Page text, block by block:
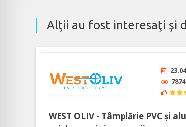
Alţii au fost interesaţi şi
7874
WEST OLIV - Tâmplărie PVC și